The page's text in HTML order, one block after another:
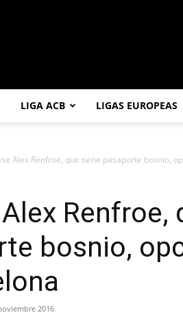
LIGA ACB LIGAS EUROPEAS
Alex Renfroe, que tiene pasaporte bosnio,
Renfroe,
bosnio,
2016